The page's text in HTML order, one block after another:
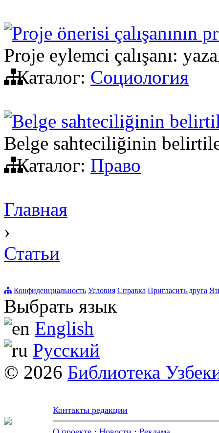
Proje önerisi çalışanının
Proje eylemci çalışanı:
Каталог: Социология
Belge sahteciliğinin
Belge sahteciliğinin
Каталог: Право
Главная
›
Статьи
Конфиденциальность Условия Справка Пригласить друга
Выбрать язык
English
Русский
© 2026 Библиотека
Контакты редакции